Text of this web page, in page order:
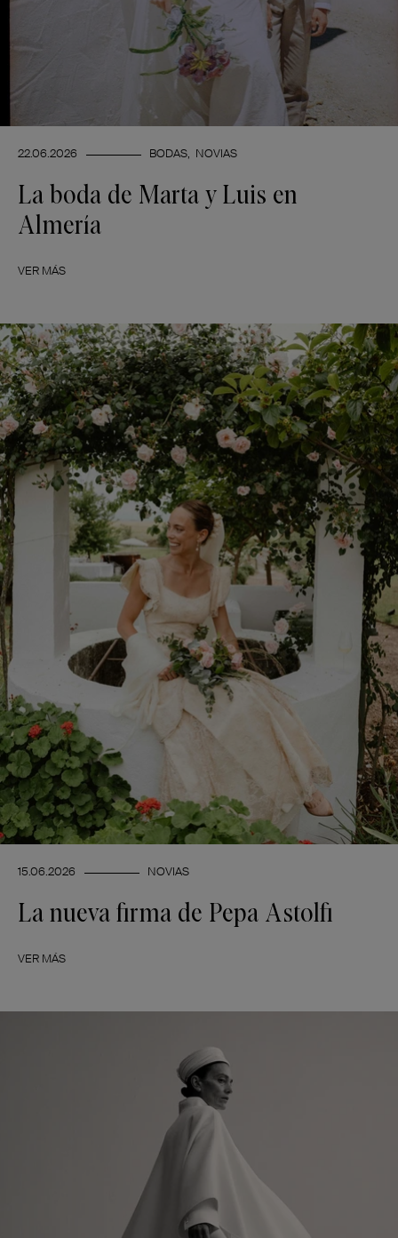
22.06.2026 BODAS NOVIAS
La boda de Marta y Luis en
Almería
VER MÁS
15.06.2026 NOVIAS
La nueva firma de Pepa Astolfi
VER MÁS